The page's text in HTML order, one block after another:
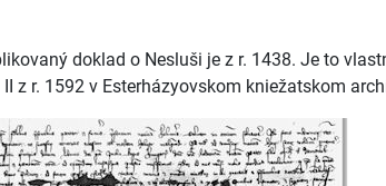
doklad o Nesluši je z r. 1438. Je to
z r. 1592 v Esterházyovskom kniežatskom